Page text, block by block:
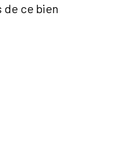
de ce bien